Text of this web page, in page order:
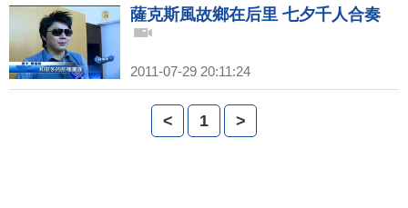
薩克斯風故鄉在后里 七夕千人合奏
2011-07-29 20:11:24
< 1 >